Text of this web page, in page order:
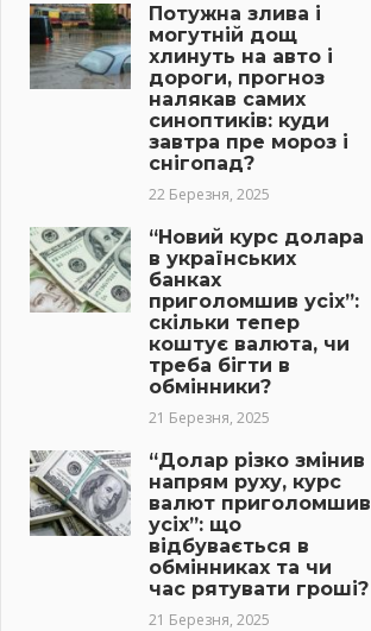
Потужна злива і
могутній дощ
хлинуть на авто і
дороги, прогноз
налякав самих
синоптиків: куди
завтра пре мороз і
снігопад?
22 Березня, 2025
“Новий курс долара
в українських
банках
приголомшив усіх”:
скільки тепер
коштує валюта, чи
треба бігти в
обмінники?
21 Березня, 2025
“Долар різко змінив
напрям руху, курс
валют приголомшив
усіх”: що
відбувається в
обмінниках та чи
час рятувати гроші?
21 Березня, 2025